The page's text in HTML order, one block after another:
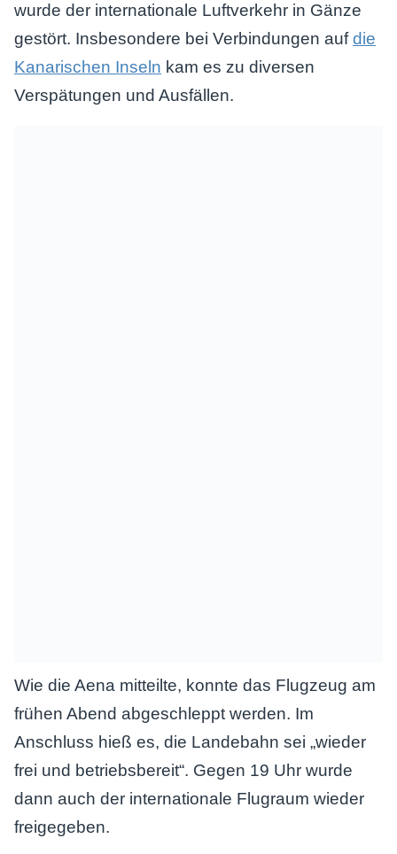
wurde der internationale Luftverkehr in Gänze
gestört. Insbesondere bei Verbindungen aufdie
Kanarischen Inseln kam es zu diversen
Verspätungen und Ausfällen.
Wie die Aena mitteilte, konnte das Flugzeug am
frühen Abend abgeschleppt werden. Im
Anschluss hieß es, die Landebahn sei „wieder
frei und betriebsbereit“. Gegen 19 Uhr wurde
dann auch der internationale Flugraum wieder
freigegeben.